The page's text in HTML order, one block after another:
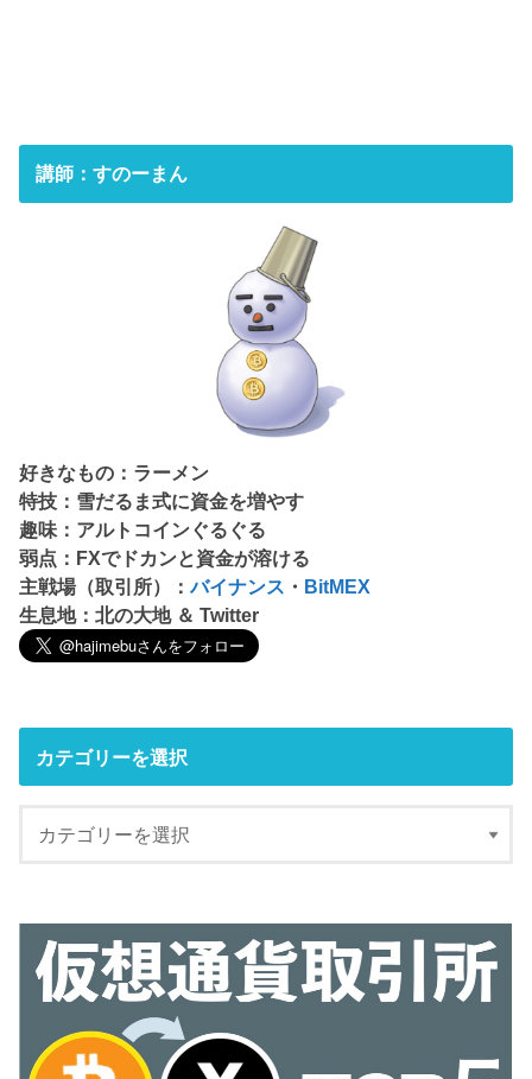
講師：すのーまん
好きなもの：ラーメン
特技：雪だるま式に資金を増やす
趣味：アルトコインぐるぐる
弱点：FXでドカンと資金が溶ける
主戦場（取引所）：バイナンス ・ BitMEX
生息地：北の大地 ＆ Twitter
カテゴリーを選択